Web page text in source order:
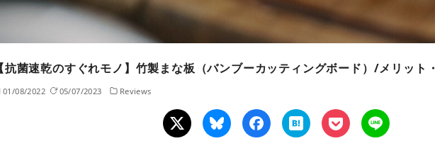
【抗菌速乾のすぐれモノ】竹製まな板（バンブーカッティングボード）/メリット
01/08/2022 05/07/2023 Reviews